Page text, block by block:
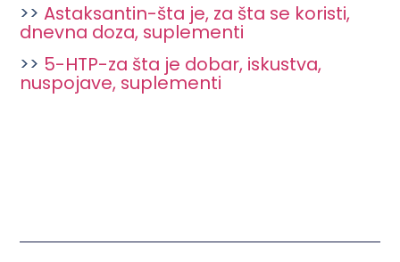
>>Astaksantin-šta je, za šta se koristi,
dnevna doza, suplementi
>> 5-HTP-za šta je dobar, iskustva,
nuspojave, suplementi